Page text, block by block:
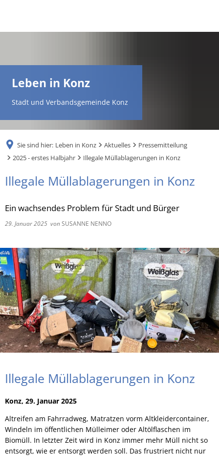
FR
TR
UK
Leben in Konz
Stadt und Verbandsgemeinde Konz
Sie sind hier: Leben in Konz Aktuelles
Pressemitteilung
2025 - erstes Halbjahr
Illegale Müllablagerungen in Konz
Illegale Müllablagerungen in Konz
Ein wachsendes Problem für Stadt und Bürger
29. Januar 2025 vonSUSANNE NENNO
Illegale Müllablagerungen in Konz
Konz, 29. Januar 2025
Altreifen am Fahrradweg, Matratzen vorm Altkleidercontainer,
Windeln im öffentlichen Mülleimer oder Altölflaschen im
Biomüll. In letzter Zeit wird in Konz immer mehr Müll nicht so
entsorgt, wie er entsorgt werden soll. Das frustriert nicht nur